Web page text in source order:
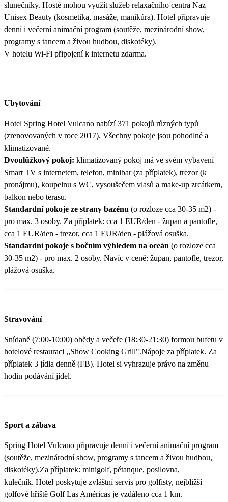
slunečníky. Hosté mohou využít služeb relaxačního centra Naz
Unisex Beauty (kosmetika, masáže, manikúra). Hotel připravuje
denní i večerní animační program (soutěže, mezinárodní show,
programy s tancem a živou hudbou, diskotéky).
V hotelu Wi-Fi připojení k internetu zdarma.
Ubytování
Hotel Spring Hotel Vulcano nabízí 371 pokojů různých typů
(zrenovovaných v roce 2017). Všechny pokoje jsou pohodlné a
klimatizované.
Dvoulůžkový pokoj: klimatizovaný pokoj má ve svém vybavení
Smart TV s internetem, telefon, minibar (za příplatek), trezor (k
pronájmu), koupelnu s WC, vysoušečem vlasů a make-up zrcátkem,
balkon nebo terasu.
Standardní pokoje ze strany bazénu (o rozloze cca 30-35 m2) -
pro max. 3 osoby. Za příplatek: cca 1 EUR/den - župan a pantofle,
cca 1 EUR/den - trezor, cca 1 EUR/den - plážová osuška.
Standardní pokoje s bočním výhledem na oceán (o rozloze cca
30-35 m2) - pro max. 2 osoby. Navíc v ceně: župan, pantofle, trezor,
plážová osuška.
Stravování
Snídaně (7:00-10:00) obědy a večeře (18:30-21:30) formou bufetu v
hotelové restauraci ,,Show Cooking Grill".Nápoje za příplatek. Za
příplatek 3 jídla denně (FB). Hotel si vyhrazuje právo na změnu
hodin podávání jídel.
Sport a zábava
Spring Hotel Vulcano připravuje denní i večerní animační program
(soutěže, mezinárodní show, programy s tancem a živou hudbou,
diskotéky).Za příplatek: minigolf, pétanque, posilovna,
kulečník. Hotel poskytuje zvláštní servis pro golfisty, nejbližší
golfové hřiště Golf Las Américas je vzdáleno cca 1 km.